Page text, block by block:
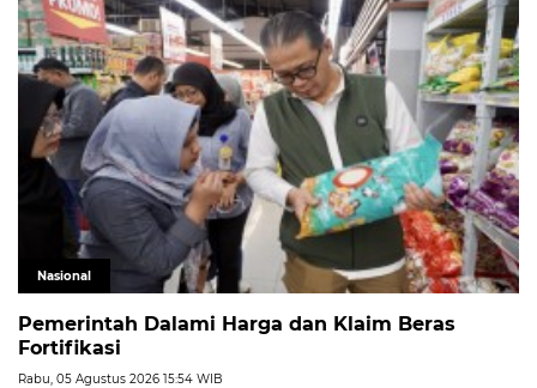
Nasional
Pemerintah Dalami Harga dan Klaim Beras
Fortifikasi
Rabu, 05 Agustus 2026 15:54 WIB